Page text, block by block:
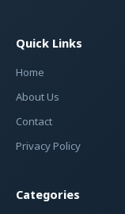
Quick Links
Home
About Us
Contact
Privacy Policy
Categories